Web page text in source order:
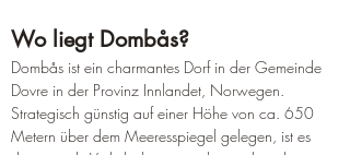
Wo liegt Dombås?
Dombås ist ein charmantes Dorf in der Gemeinde
Dovre in der Provinz Innlandet, Norwegen.
Strategisch günstig auf einer Höhe von ca. 650
Metern über dem Meeresspiegel gelegen, ist es